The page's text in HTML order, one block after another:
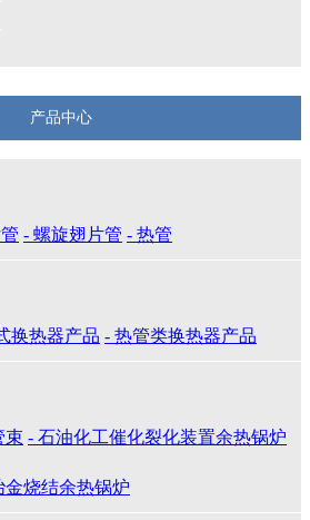
产品中心
- 螺旋翅片管 - 热管
换热器产品 - 热管类换热器产品
束 - 石油化工催化裂化装置余热锅炉
金烧结余热锅炉